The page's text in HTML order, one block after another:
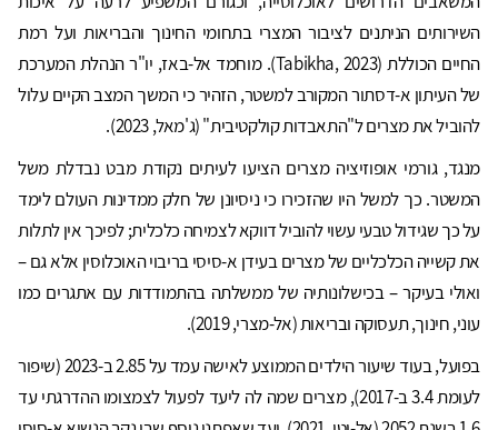
השירותים הניתנים לציבור המצרי בתחומי החינוך והבריאות ועל רמת
החיים הכוללת (Tabikha, 2023). מוחמד אל-באז, יו"ר הנהלת המערכת
של העיתון א-דסתור המקורב למשטר, הזהיר כי המשך המצב הקיים עלול
להוביל את מצרים ל"התאבדות קולקטיבית" (ג'מאל, 2023).
מנגד, גורמי אופוזיציה מצרים הציעו לעיתים נקודת מבט נבדלת משל
המשטר. כך למשל היו שהזכירו כי ניסיונן של חלק ממדינות העולם לימד
על כך שגידול טבעי עשוי להוביל דווקא לצמיחה כלכלית; לפיכך אין לתלות
את קשייה הכלכליים של מצרים בעידן א-סיסי בריבוי האוכלוסין אלא גם –
ואולי בעיקר – בכישלונותיה של ממשלתה בהתמודדות עם אתגרים כמו
עוני, חינוך, תעסוקה ובריאות (אל-מצרי, 2019).
בפועל, בעוד שיעור הילדים הממוצע לאישה עמד על 2.85 ב-2023 (שיפור
לעומת 3.4 ב-2017), מצרים שמה לה ליעד לפעול לצמצומו ההדרגתי עד